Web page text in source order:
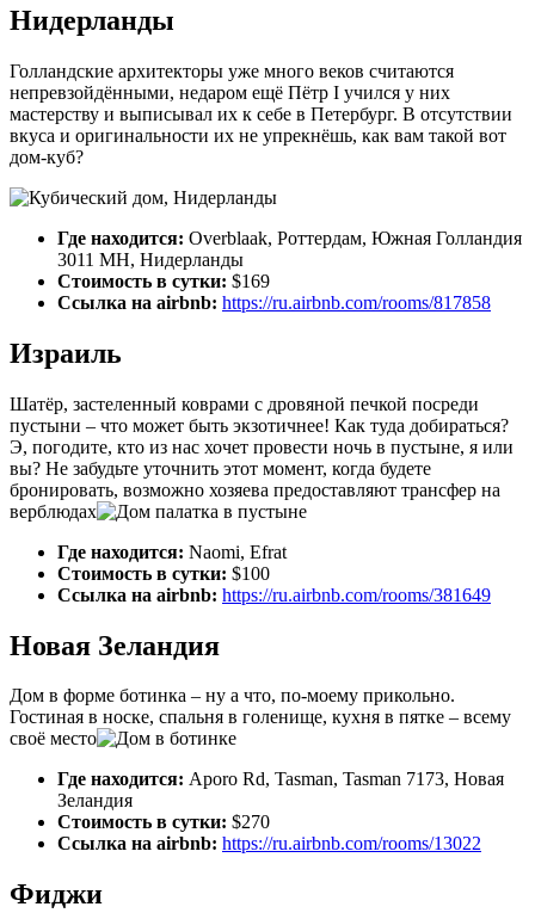
Нидерланды
Голландские архитекторы уже много веков считаются
непревзойдёнными, недаром ещё Пётр I учился у них
мастерству и выписывал их к себе в Петербург. В отсутствии
вкуса и оригинальности их не упрекнёшь, как вам такой вот
дом-куб?
Где находится: Overblaak, Роттердам, Южная Голландия
3011 MH, Нидерланды
Стоимость в сутки: $169
Ссылка на airbnb: https://ru.airbnb.com/rooms/817858
Израиль
Шатёр, застеленный коврами с дровяной печкой посреди
пустыни – что может быть экзотичнее! Как туда добираться?
Э, погодите, кто из нас хочет провести ночь в пустыне, я или
вы? Не забудьте уточнить этот момент, когда будете
бронировать, возможно хозяева предоставляют трансфер на
верблюдах
Где находится: Naomi, Efrat
Стоимость в сутки: $100
Ссылка на airbnb: https://ru.airbnb.com/rooms/381649
Новая Зеландия
Дом в форме ботинка – ну а что, по-моему прикольно.
Гостиная в носке, спальня в голенище, кухня в пятке – всему
своё место
Где находится: Aporo Rd, Tasman, Tasman 7173, Новая
Зеландия
Стоимость в сутки: $270
Ссылка на airbnb: https://ru.airbnb.com/rooms/13022
Фиджи